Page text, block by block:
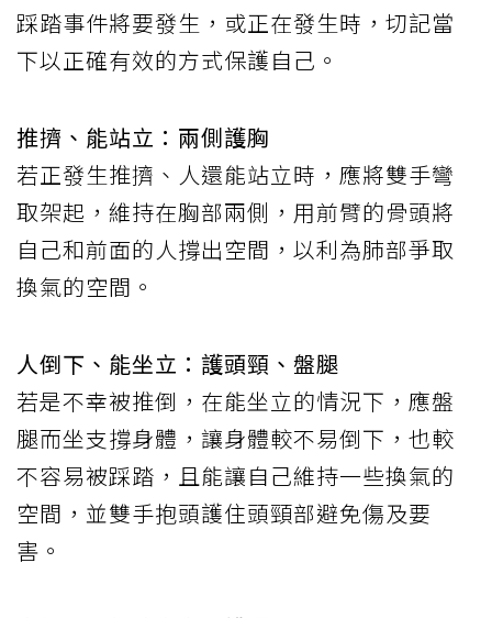
踩踏事件將要發生，或正在發生時，切記當
下以正確有效的方式保護自己。
推擠、能站立：兩側護胸
若正發生推擠、人還能站立時，應將雙手彎
取架起，維持在胸部兩側，用前臂的骨頭將
自己和前面的人撐出空間，以利為肺部爭取
換氣的空間。
人倒下、能坐立：護頭頸、盤腿
若是不幸被推倒，在能坐立的情況下，應盤
腿而坐支撐身體，讓身體較不易倒下，也較
不容易被踩踏，且能讓自己維持一些換氣的
空間，並雙手抱頭護住頭頸部避免傷及要
害。